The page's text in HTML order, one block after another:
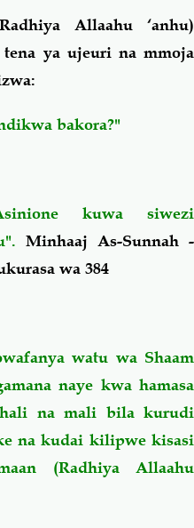
Allaahu ‘anhu)
ya ujeuri na mmoja
bakora?"
kuwa siwezi
Minhaaj As-Sunnah -
wa 384
watu wa Shaam
naye kwa hamasa
na mali bila kurudi
na kudai kilipwe kisasi
(Radhiya Allaahu